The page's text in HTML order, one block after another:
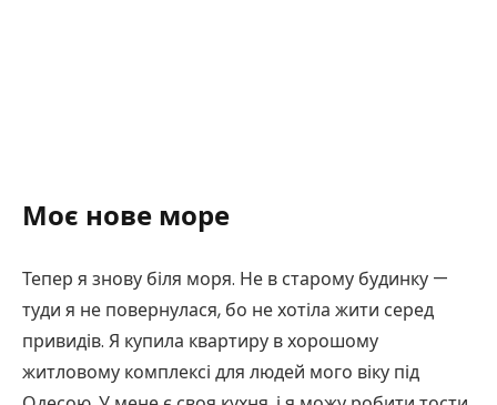
Моє нове море
Тепер я знову біля моря. Не в старому будинку —
туди я не повернулася, бо не хотіла жити серед
привидів. Я купила квартиру в хорошому
житловому комплексі для людей мого віку під